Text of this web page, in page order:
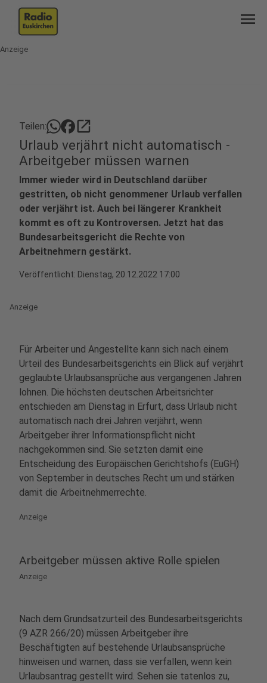
menu
Anzeige
Teilen: open_in_new
Urlaub verjährt nicht automatisch -
Arbeitgeber müssen warnen
Immer wieder wird in Deutschland darüber
gestritten, ob nicht genommener Urlaub verfallen
oder verjährt ist. Auch bei längerer Krankheit
kommt es oft zu Kontroversen. Jetzt hat das
Bundesarbeitsgericht die Rechte von
Arbeitnehmern gestärkt.
Veröffentlicht: Dienstag, 20.12.2022 17:00
Anzeige
Für Arbeiter und Angestellte kann sich nach einem
Urteil des Bundesarbeitsgerichts ein Blick auf verjährt
geglaubte Urlaubsansprüche aus vergangenen Jahren
lohnen. Die höchsten deutschen Arbeitsrichter
entschieden am Dienstag in Erfurt, dass Urlaub nicht
automatisch nach drei Jahren verjährt, wenn
Arbeitgeber ihrer Informationspflicht nicht
nachgekommen sind. Sie setzten damit eine
Entscheidung des Europäischen Gerichtshofs (EuGH)
von September in deutsches Recht um und stärken
damit die Arbeitnehmerrechte.
Anzeige
Arbeitgeber müssen aktive Rolle spielen
Anzeige
Nach dem Grundsatzurteil des Bundesarbeitsgerichts
(9 AZR 266/20) müssen Arbeitgeber ihre
Beschäftigten auf bestehende Urlaubsansprüche
hinweisen und warnen, dass sie verfallen, wenn kein
Urlaubsantrag gestellt wird. Sehen sie tatenlos zu,